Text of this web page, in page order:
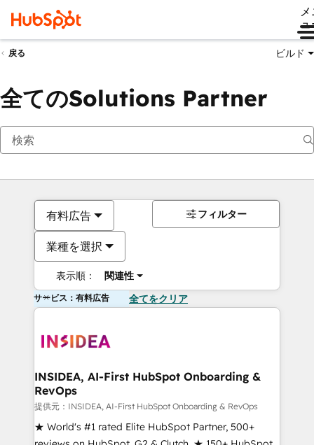
ュ
戻る ビルド
全てのSolutions Partner
有料広告
業種を選択
表示順： 関連性
フィルター
サービス：有料広告 全てをクリア
INSIDEA, AI-First HubSpot Onboarding &
RevOps
提供元：INSIDEA, AI-First HubSpot Onboarding & RevOps
★ World's #1 rated Elite HubSpot Partner, 500+